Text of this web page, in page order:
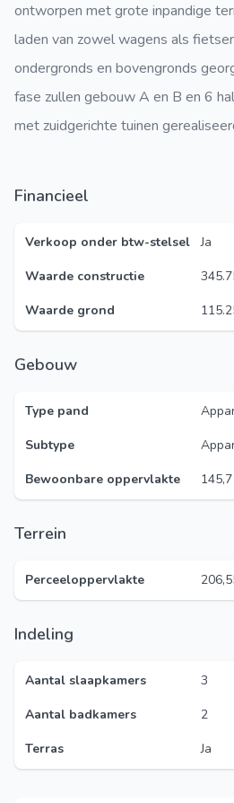
ontworpen met grote inpandige
laden van zowel wagens als
ondergronds en bovengronds
fase zullen gebouw A en B en 6
met zuidgerichte tuinen
Financieel
Verkoop onder btw-stelsel
Ja
Waarde constructie
Waarde grond
Gebouw
Type pand
Subtype
Bewoonbare oppervlakte
145,7
Terrein
Perceeloppervlakte
Indeling
Aantal slaapkamers
3
Aantal badkamers
2
Terras
Ja